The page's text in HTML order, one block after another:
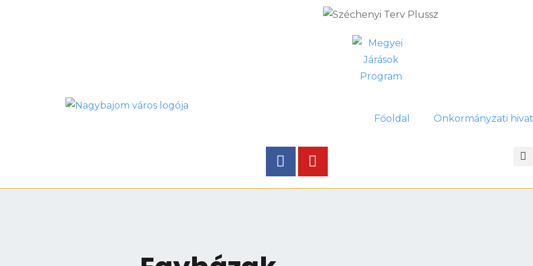
Főoldal Önkormányzati